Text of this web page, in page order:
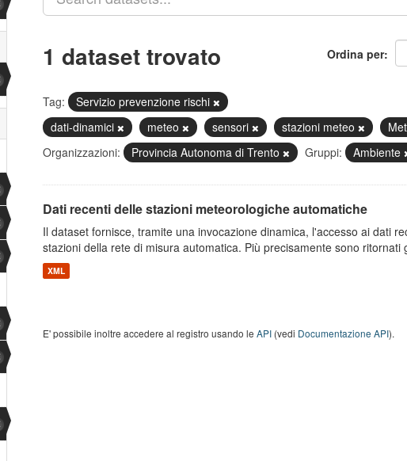
Ordina per
1 dataset trovato
Tag:
Servizio prevenzione rischi
dati-dinamici
meteo sensori stazioni meteo
Organizzazioni:
Provincia Autonoma di Trento Gruppi: Ambiente
Dati recenti delle stazioni meteorologiche automatiche
Il dataset fornisce, tramite una invocazione dinamica, l'accesso ai dati
stazioni della rete di misura automatica. Più precisamente sono ritornati
XML
E' possibile inoltre accedere al registro usando le API(vedi Documentazione API).